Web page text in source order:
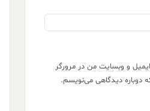
و وبسایت من در مرورگر
دوباره دیدگاهی می‌نویسم.